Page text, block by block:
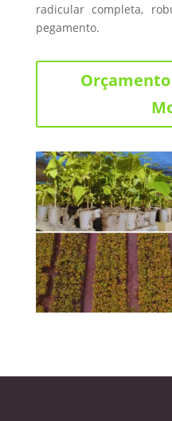
radicular completa,
pegamento.